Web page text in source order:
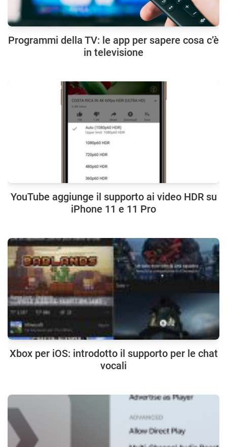
Programmi della TV: le app per sapere cosa c’è
in televisione
YouTube aggiunge il supporto ai video HDR su
iPhone 11 e 11 Pro
Xbox per iOS: introdotto il supporto per le chat
vocali